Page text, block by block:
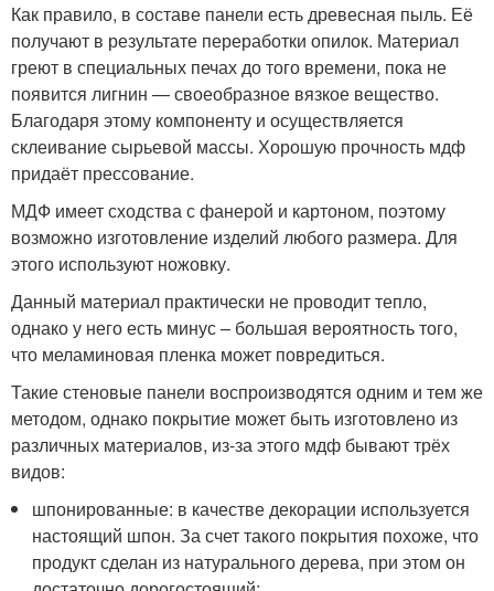
Как правило, в составе панели есть древесная пыль. Её
получают в результате переработки опилок. Материал
греют в специальных печах до того времени, пока не
появится лигнин — своеобразное вязкое вещество.
Благодаря этому компоненту и осуществляется
склеивание сырьевой массы. Хорошую прочность мдф
придаёт прессование.
МДФ имеет сходства с фанерой и картоном, поэтому
возможно изготовление изделий любого размера. Для
этого используют ножовку.
Данный материал практически не проводит тепло,
однако у него есть минус – большая вероятность того,
что меламиновая пленка может повредиться.
Такие стеновые панели воспроизводятся одним и тем же
методом, однако покрытие может быть изготовлено из
различных материалов, из-за этого мдф бывают трёх
видов:
шпонированные: в качестве декорации используется
настоящий шпон. За счет такого покрытия похоже, что
продукт сделан из натурального дерева, при этом он